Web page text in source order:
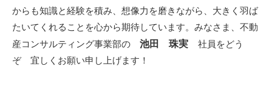
からも知識と経験を積み、想像力を磨きながら、大きく羽ば
たいてくれることを心から期待しています。みなさま、不動
産コンサルティング事業部の 池田 珠実 社員をどう
ぞ 宜しくお願い申し上げます！